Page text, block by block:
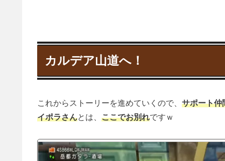
カルデア山道へ！
これからストーリーを進めていくので、 サポート仲
イポラさんとは、 ここでお別れですｗ